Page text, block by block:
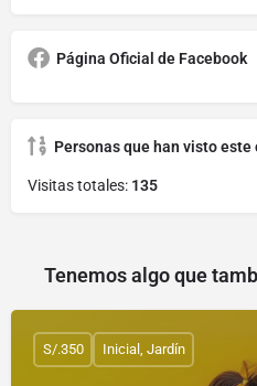
Página Oficial de Facebook
Personas que han visto este
Visitas totales: 135
Tenemos algo que
S/.350 Inicial, Jardín